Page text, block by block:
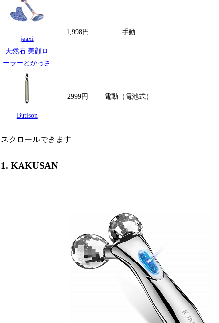
jeaxi
天然石 美顔ロ
ーラーとかっさ
1,998円 手動
Butison
2999円 電動（電池式）
スクロールできます
1. KAKUSAN